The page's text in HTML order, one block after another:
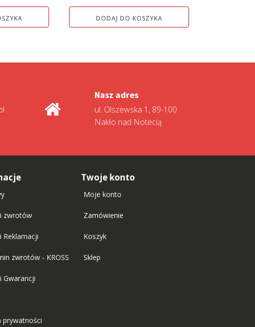
28
990,01 zł.
2
299,01 zł.
2
099,00 zł.
DODAJ DO KOSZYKA
Nasz adres
ul. Olszewska 1, 89-100
Nakło nad Notecią
zwrotów
Reklamacji
zwrotów - KROSS
Gwarancji
prywatności
Twoje konto
Moje konto
Zamówienie
Koszyk
Sklep